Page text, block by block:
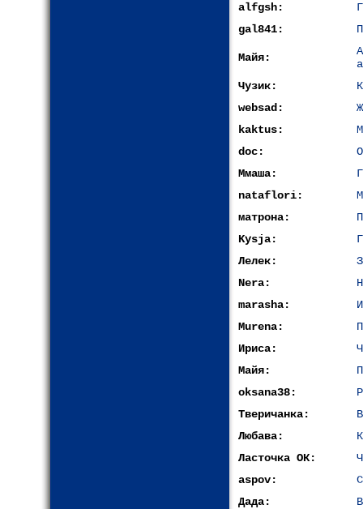
alfgsh:
gal841:
Майя:
Чузик:
websad:
kaktus:
doc:
Ммаша:
nataflori:
матрона:
Kysja:
Лелек:
Nera:
marasha:
Murena:
Ириса:
Майя:
oksana38:
Тверичанка:
Любава:
Ласточка ОК:
aspov:
Дада: